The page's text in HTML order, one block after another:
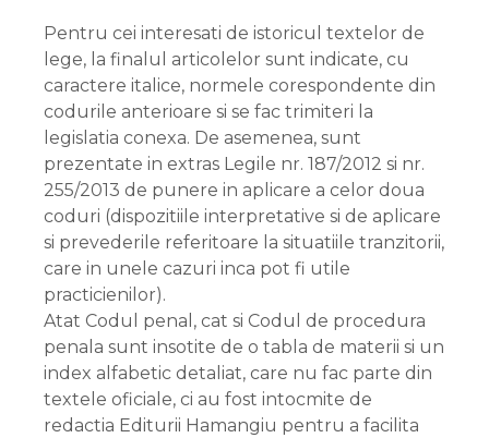
Pentru cei interesati de istoricul textelor de
lege, la finalul articolelor sunt indicate, cu
caractere italice, normele corespondente din
codurile anterioare si se fac trimiteri la
legislatia conexa. De asemenea, sunt
prezentate in extras Legile nr. 187/2012 si nr.
255/2013 de punere in aplicare a celor doua
coduri (dispozitiile interpretative si de aplicare
si prevederile referitoare la situatiile tranzitorii,
care in unele cazuri inca pot fi utile
practicienilor).
Atat Codul penal, cat si Codul de procedura
penala sunt insotite de o tabla de materii si un
index alfabetic detaliat, care nu fac parte din
textele oficiale, ci au fost intocmite de
redactia Editurii Hamangiu pentru a facilita